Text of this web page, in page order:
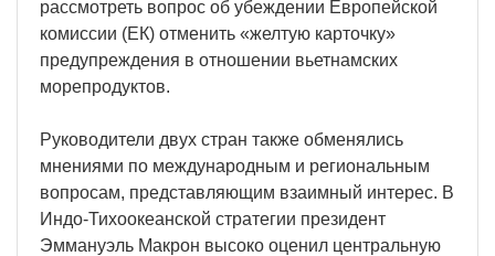
рассмотреть вопрос об убеждении Европейской
комиссии (ЕК) отменить «желтую карточку»
предупреждения в отношении вьетнамских
морепродуктов.
Руководители двух стран также обменялись
мнениями по международным и региональным
вопросам, представляющим взаимный интерес. В
Индо-Тихоокеанской стратегии президент
Эммануэль Макрон высоко оценил центральную